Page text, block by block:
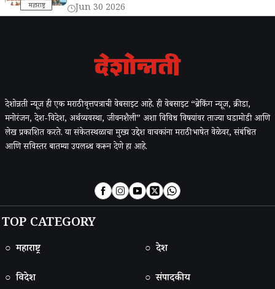
महाराष्ट्र Jun 30 2026
देशोन्नती न्यूज ही एक मराठी वृत्तपत्राची वेबसाइट आहे. ही वेबसाइट “ब्रेकिंग न्यूज, क्रीडा,
मनोरंजन, देश-विदेश, अर्थव्यवस्था, जीवनशैली” अशा विविध विषयांवर ताज्या घडामोडी आणि
लेख प्रकाशित करते. या संकेतस्थळाचा मुख्य उद्देश वाचकांना मराठी भाषेत वेळेवर, संबंधित
आणि सविस्तर बातम्या उपलब्ध करून देणे हा आहे.
TOP CATEGORY
○ महाराष्ट्र
○ देश
○ विदेश
○ संपादकीय